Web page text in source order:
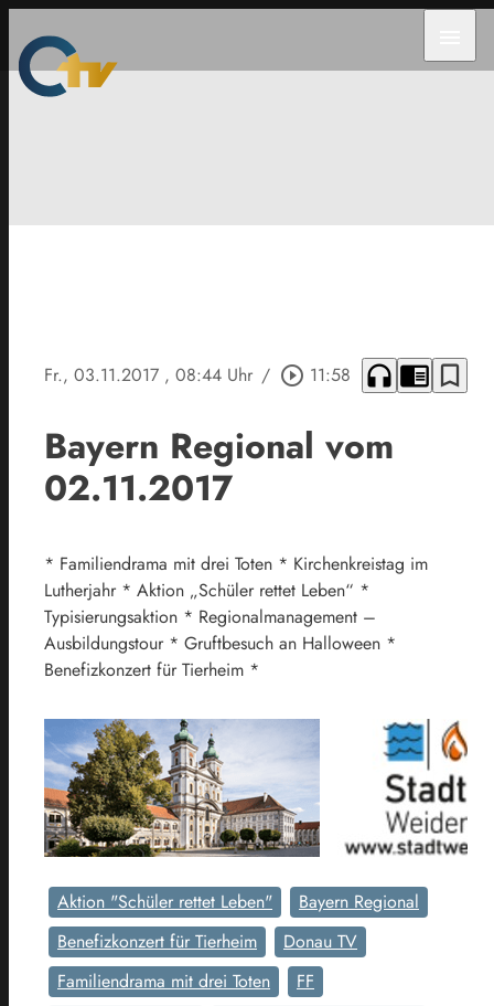
Fr., 03.11.2017 , 08:44 Uhr / play_circle_outline 11:58 headphones chrome_reader_mode bookmark_border
Bayern Regional vom
02.11.2017
* Familiendrama mit drei Toten * Kirchenkreistag im
Lutherjahr * Aktion „Schüler rettet Leben“ *
Typisierungsaktion * Regionalmanagement –
Ausbildungstour * Gruftbesuch an Halloween *
Benefizkonzert für Tierheim *
Aktion "Schüler rettet Leben"
Bayern Regional
Benefizkonzert für Tierheim
Donau TV
Familiendrama mit drei Toten
FF